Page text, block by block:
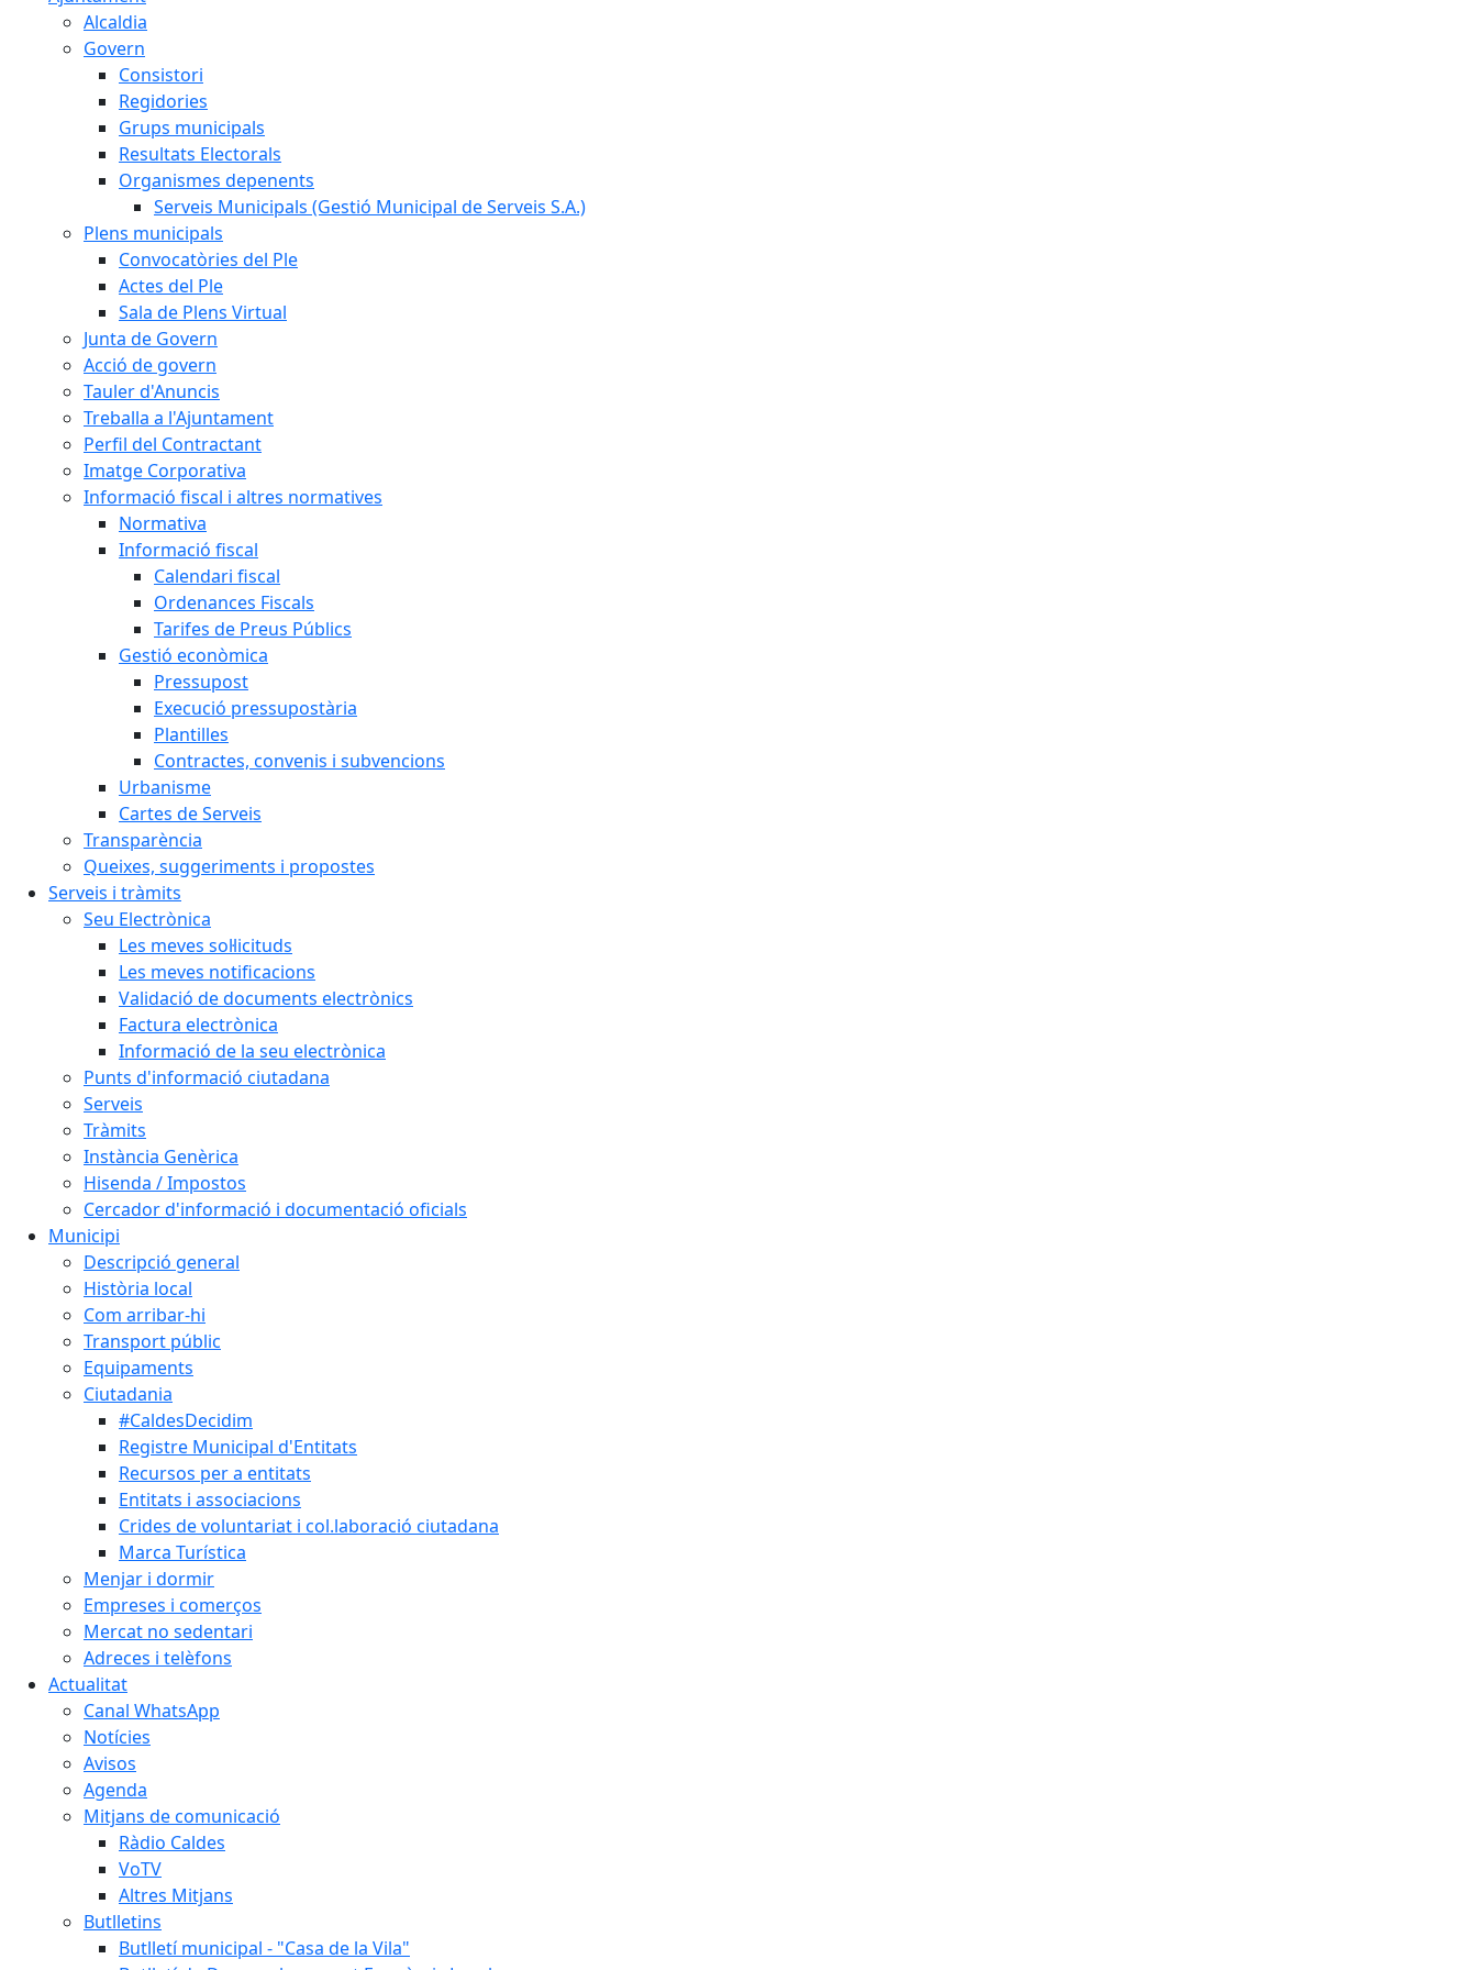
Alcaldia
Govern
Consistori
Regidories
Grups municipals
Resultats Electorals
Organismes depenents
Serveis Municipals (Gestió Municipal de Serveis S.A.)
Plens municipals
Convocatòries del Ple
Actes del Ple
Sala de Plens Virtual
Junta de Govern
Acció de govern
Tauler d'Anuncis
Treballa a l'Ajuntament
Perfil del Contractant
Imatge Corporativa
Informació fiscal i altres normatives
Normativa
Informació fiscal
Calendari fiscal
Ordenances Fiscals
Tarifes de Preus Públics
Gestió econòmica
Pressupost
Execució pressupostària
Plantilles
Contractes, convenis i subvencions
Urbanisme
Cartes de Serveis
Transparència
Queixes, suggeriments i propostes
Serveis i tràmits
Seu Electrònica
Les meves sol·licituds
Les meves notificacions
Validació de documents electrònics
Factura electrònica
Informació de la seu electrònica
Punts d'informació ciutadana
Serveis
Tràmits
Instància Genèrica
Hisenda / Impostos
Cercador d'informació i documentació oficials
Municipi
Descripció general
Història local
Com arribar-hi
Transport públic
Equipaments
Ciutadania
#CaldesDecidim
Registre Municipal d'Entitats
Recursos per a entitats
Entitats i associacions
Crides de voluntariat i col.laboració ciutadana
Marca Turística
Menjar i dormir
Empreses i comerços
Mercat no sedentari
Adreces i telèfons
Actualitat
Canal WhatsApp
Notícies
Avisos
Agenda
Mitjans de comunicació
Ràdio Caldes
VoTV
Altres Mitjans
Butlletins
Butlletí municipal - "Casa de la Vila"